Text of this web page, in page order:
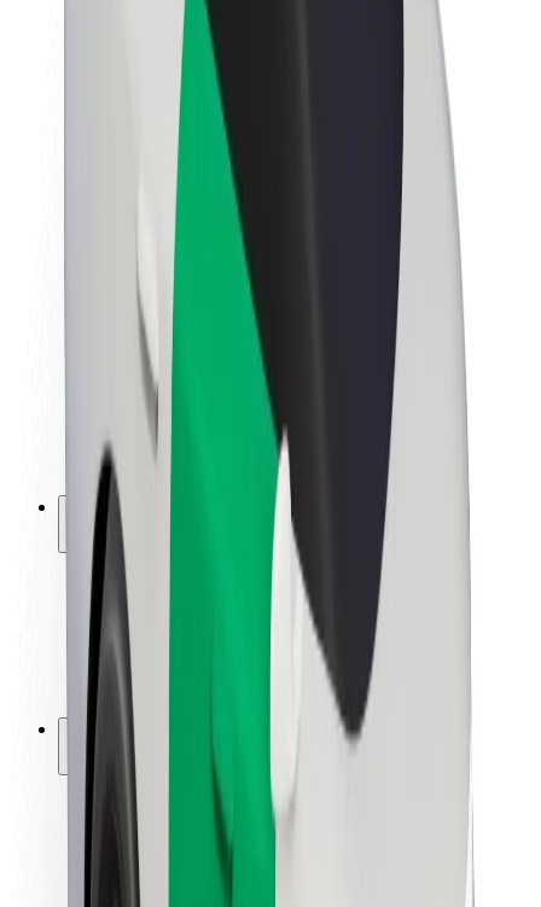
Fenntarthatóság a Boltnál
Project Zero
Sajtószoba
Befektetői kapcsolatok
Vezetőség
Márka
Média
Urban Fund
Biztonság
Utasbiztonság
Sofőr biztonság
E-roller biztonság
Biztonsági részleg
Városok
Lokációk
Városi megoldások
Repülőtér